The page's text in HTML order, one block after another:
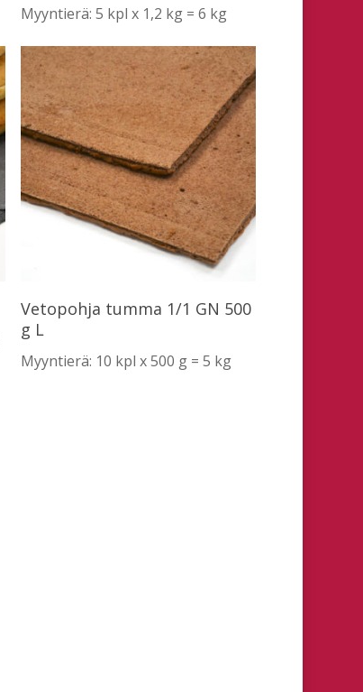
Myyntierä: 5 kpl x 1,2 kg = 6 kg
Vetopohja tumma 1/1 GN 500
g L
Myyntierä: 10 kpl x 500 g = 5 kg